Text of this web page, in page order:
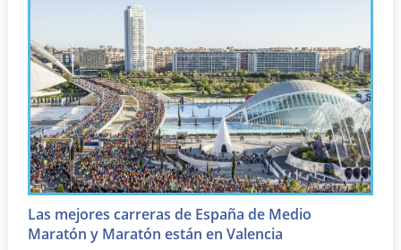
Las mejores carreras de España de Medio
Maratón y Maratón están en Valencia